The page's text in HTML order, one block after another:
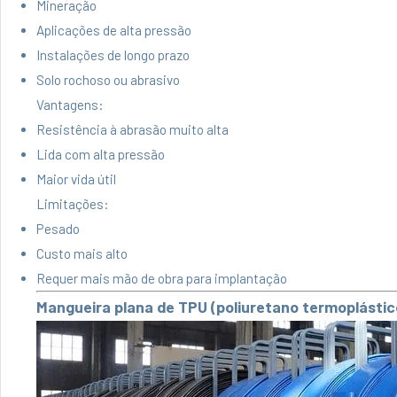
Mineração
Aplicações de alta pressão
Instalações de longo prazo
Solo rochoso ou abrasivo
Vantagens:
Resistência à abrasão muito alta
Lida com alta pressão
Maior vida útil
Limitações:
Pesado
Custo mais alto
Requer mais mão de obra para implantação
Mangueira plana de TPU (poliuretano